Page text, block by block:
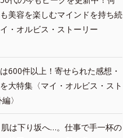
美容を楽しむマインドを持ち続
・オルビス・ストーリー
600件以上！寄せられた感想・
大特集〈マイ・オルビス・スト
〉
は下り坂へ…。仕事で手一杯の